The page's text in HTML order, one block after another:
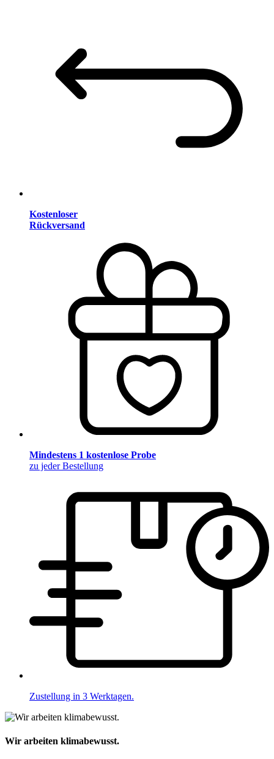
Kostenloser
Rückversand
Mindestens 1 kostenlose Probe
zu jeder Bestellung
Zustellung in 3 Werktagen.
Wir arbeiten klimabewusst.